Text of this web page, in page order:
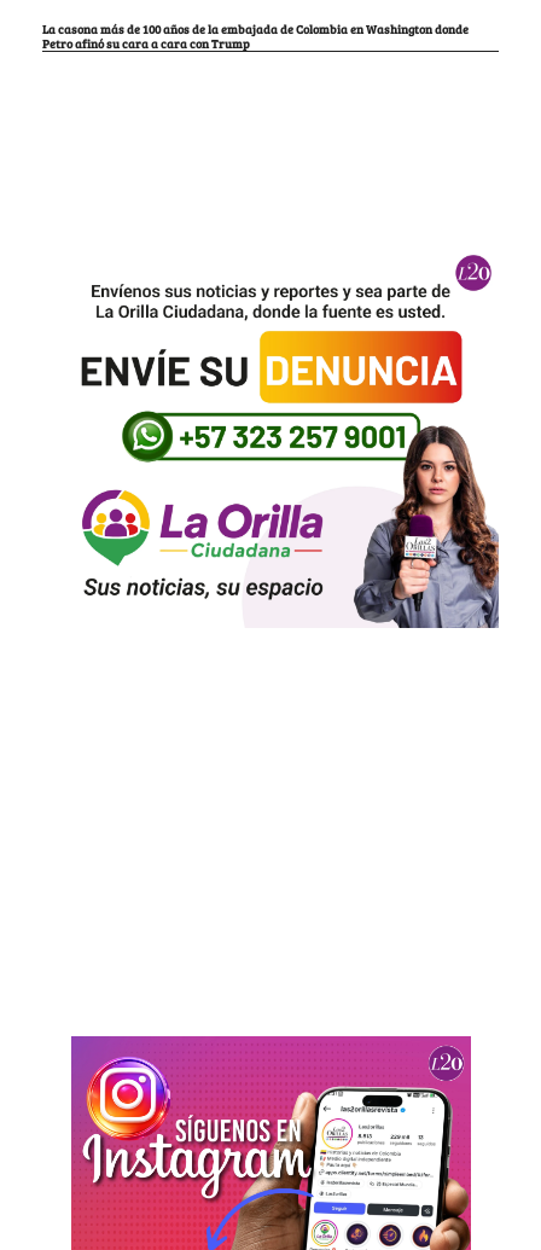
La casona más de 100 años de la embajada de Colombia en Washington donde
Petro afinó su cara a cara con Trump